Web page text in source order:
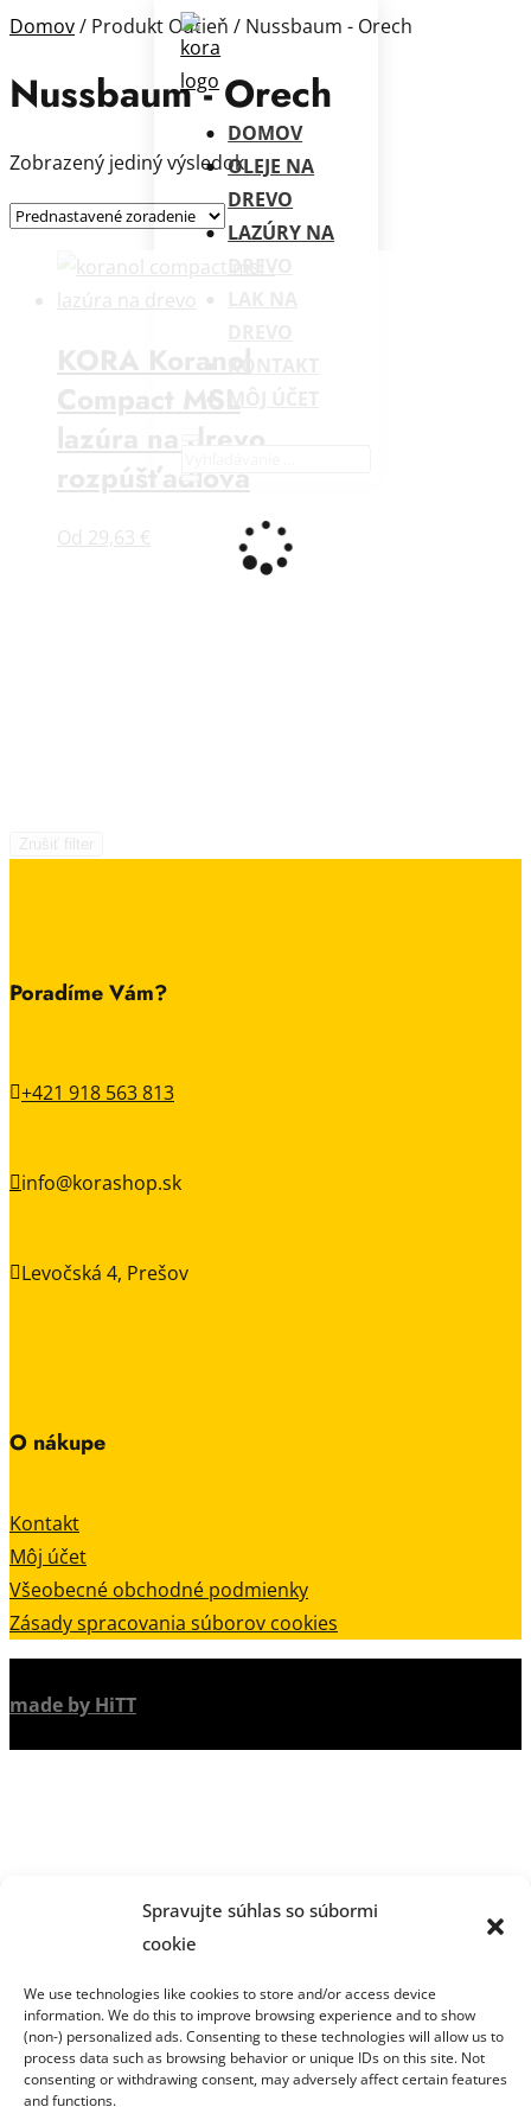
Spravujte súhlas so súbormi
cookie
We use technologies like cookies to store and/or access device
information. We do this to improve browsing experience and to show
(non-) personalized ads. Consenting to these technologies will allow us to
process data such as browsing behavior or unique IDs on this site. Not
consenting or withdrawing consent, may adversely affect certain features
and functions.
DOMOV
OLEJE NA
DREVO
LAZÚRY NA
DREVO
Domov/ Produkt Odtieň / Nussbaum - Orech
Nussbaum - Orech
Zobrazený jediný výsledok
Od 29,63 €
Poradíme Vám?
+421 918 563 813
info@korashop.sk
Levočská 4, Prešov
O nákupe
Kontakt
Môj účet
Všeobecné obchodné podmienky
Zásady spracovania súborov cookies
made by HiTT